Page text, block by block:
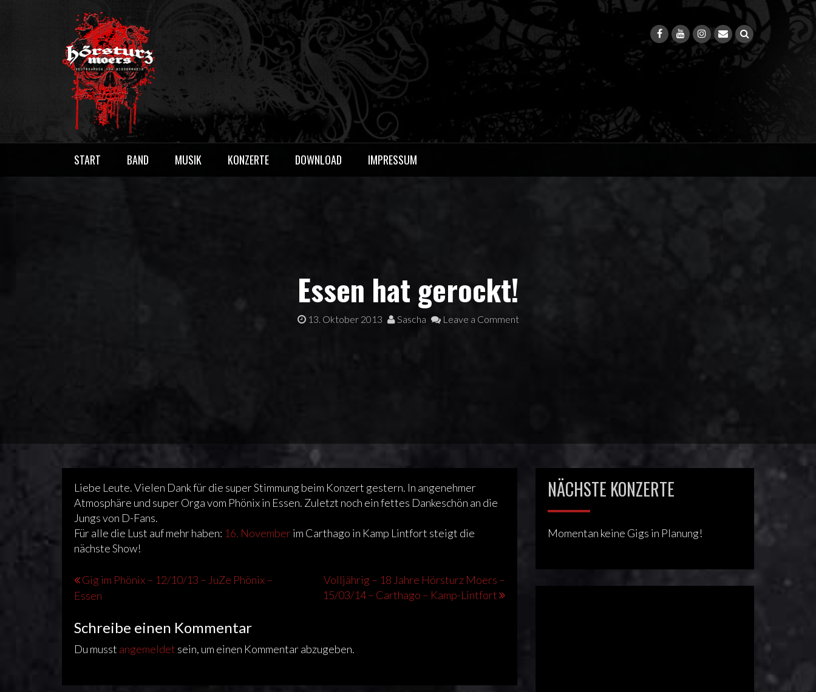
HÖRSTURZ MOERS
Deutschrock vom Niederrhein
START BAND MUSIK KONZERTE DOWNLOAD IMPRESSUM
Essen hat gerockt!
13. Oktober 2013 Sascha Leave a Comment
Liebe Leute. Vielen Dank für die super Stimmung beim Konzert gestern. In angenehmer
Atmosphäre und super Orga vom Phönix in Essen. Zuletzt noch ein fettes Dankeschön an die
Jungs von D-Fans.
Für alle die Lust auf mehr haben: 16. Novemberim Carthago in Kamp Lintfort steigt die
nächste Show!
Beitragsnavigation
Gig im Phönix – 12/10/13 – JuZe Phönix –
Essen
Volljährig – 18 Jahre Hörsturz Moers –
15/03/14 – Carthago – Kamp-Lintfort
Schreibe einen Kommentar
Du musst angemeldet sein, um einen Kommentar abzugeben.
NÄCHSTE KONZERTE
Momentan keine Gigs in Planung!